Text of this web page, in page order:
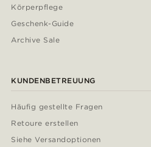
Körperpflege
Geschenk-Guide
Archive Sale
KUNDENBETREUUNG
Häufig gestellte Fragen
Retoure erstellen
Siehe Versandoptionen